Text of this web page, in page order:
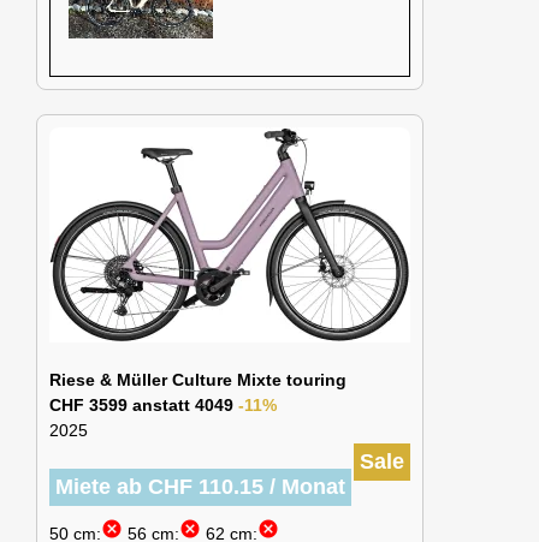
Riese & Müller Culture Mixte touring
CHF 3599 anstatt 4049 -11%
2025
Sale
Miete ab CHF 110.15 / Monat
50 cm:cancel 56 cm:cancel 62 cm:cancel